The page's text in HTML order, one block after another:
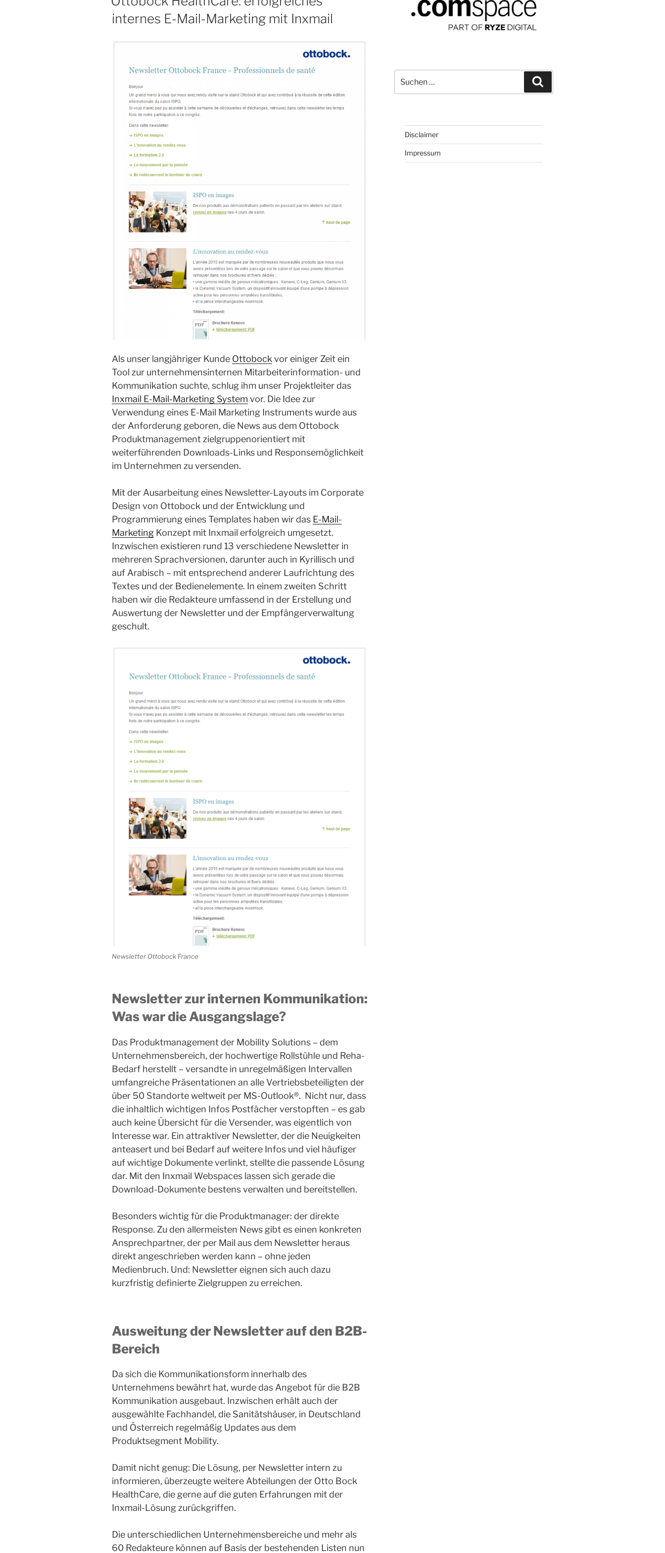
internes E-Mail-Marketing mit Inxmail
Als unser langjähriger Kunde Ottobockvor einiger Zeit ein
Tool zur unternehmensinternen Mitarbeiterinformation- und
Kommunikation suchte, schlug ihm unser Projektleiter das
Inxmail E-Mail-Marketing System vor. Die Idee zur
Verwendung eines E-Mail Marketing Instruments wurde aus
der Anforderung geboren, die News aus dem Ottobock
Produktmanagement zielgruppenorientiert mit
weiterführenden Downloads-Links und Responsemöglichkeit
im Unternehmen zu versenden.
Mit der Ausarbeitung eines Newsletter-Layouts im Corporate
Design von Ottobock und der Entwicklung und
Programmierung eines Templates haben wir das E-Mail-
Marketing Konzept mit Inxmail erfolgreich umgesetzt.
Inzwischen existieren rund 13 verschiedene Newsletter in
mehreren Sprachversionen, darunter auch in Kyrillisch und
auf Arabisch – mit entsprechend anderer Laufrichtung des
Textes und der Bedienelemente. In einem zweiten Schritt
haben wir die Redakteure umfassend in der Erstellung und
Auswertung der Newsletter und der Empfängerverwaltung
geschult.
Newsletter Ottobock France
Newsletter zur internen Kommunikation:
Was war die Ausgangslage?
Das Produktmanagement der Mobility Solutions – dem
Unternehmensbereich, der hochwertige Rollstühle und Reha-
Bedarf herstellt – versandte in unregelmäßigen Intervallen
umfangreiche Präsentationen an alle Vertriebsbeteiligten der
über 50 Standorte weltweit per MS-Outlook®. Nicht nur, dass
die inhaltlich wichtigen Infos Postfächer verstopften – es gab
auch keine Übersicht für die Versender, was eigentlich von
Interesse war. Ein attraktiver Newsletter, der die Neuigkeiten
anteasert und bei Bedarf auf weitere Infos und viel häufiger
auf wichtige Dokumente verlinkt, stellte die passende Lösung
dar. Mit den Inxmail Webspaces lassen sich gerade die
Download-Dokumente bestens verwalten und bereitstellen.
Besonders wichtig für die Produktmanager: der direkte
Response. Zu den allermeisten News gibt es einen konkreten
Ansprechpartner, der per Mail aus dem Newsletter heraus
direkt angeschrieben werden kann – ohne jeden
Medienbruch. Und: Newsletter eignen sich auch dazu
kurzfristig definierte Zielgruppen zu erreichen.
Ausweitung der Newsletter auf den B2B-
Bereich
Da sich die Kommunikationsform innerhalb des
Unternehmens bewährt hat, wurde das Angebot für die B2B
Kommunikation ausgebaut. Inzwischen erhält auch der
ausgewählte Fachhandel, die Sanitätshäuser, in Deutschland
und Österreich regelmäßig Updates aus dem
Produktsegment Mobility.
Damit nicht genug: Die Lösung, per Newsletter intern zu
informieren, überzeugte weitere Abteilungen der Otto Bock
HealthCare, die gerne auf die guten Erfahrungen mit der
Inxmail-Lösung zurückgriffen.
Die unterschiedlichen Unternehmensbereiche und mehr als
60 Redakteure können auf Basis der bestehenden Listen nun
nach:
Disclaimer
Impressum